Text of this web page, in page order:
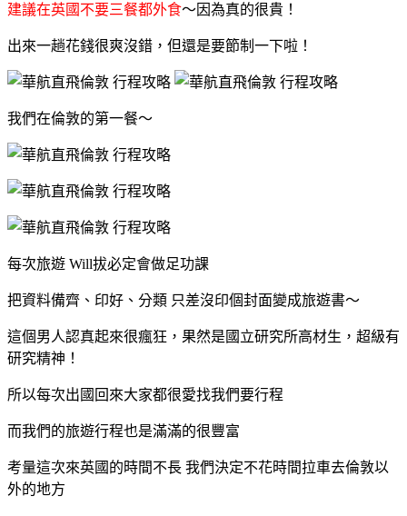
建議在英國 不要三餐都外食～因為真的很貴！
出來一趟花錢很爽沒錯，但還是要節制一下啦！
我們在倫敦的第一餐～
每次旅遊 Will拔必定會做足功課
把資料備齊、印好、分類 只差沒印個封面變成旅遊書～
這個男人認真起來很瘋狂，果然是國立研究所高材生，超級有
研究精神！
所以每次出國回來大家都很愛找我們要行程
而我們的旅遊行程也是滿滿的很豐富
考量這次來英國的時間不長 我們決定不花時間拉車去倫敦以
外的地方